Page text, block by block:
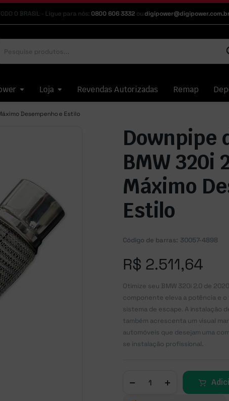
O BRASIL - Ligue para nós: 0800 606 3332 ou
Loja Revendas Autorizadas Remap
Desempenho e Estilo
Downpipe
BMW 320i
Máximo
Estilo
Código de barras: 30057-4898
R$ 2.511,64
Otimize seu BMW 320i 2.0 de
componente eleva a potência e
sistema de escape. A instalação
também acrescenta um visual
automóveis que desejam uma
se instalação profissional.